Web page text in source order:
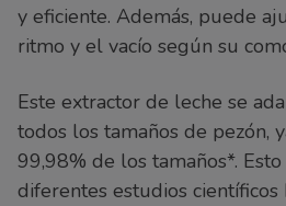
y eficiente. Además, puede
ritmo y el vacío según su
Este extractor de leche se
todos los tamaños de pezón,
99,98% de los tamaños*.
diferentes estudios científicos